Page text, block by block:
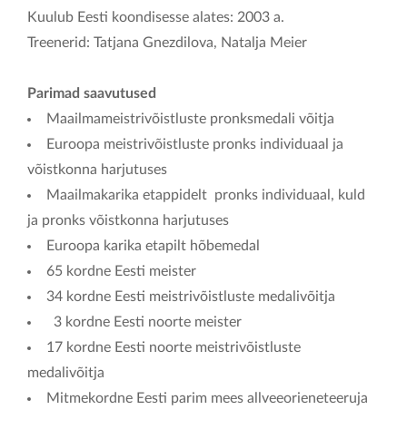
Kuulub Eesti koondisesse alates: 2003 a.
Treenerid: Tatjana Gnezdilova, Natalja Meier
Parimad saavutused
Maailmameistrivõistluste pronksmedali võitja
Euroopa meistrivõistluste pronks individuaal ja
võistkonna harjutuses
Maailmakarika etappidelt pronks individuaal, kuld
ja pronks võistkonna harjutuses
Euroopa karika etapilt hõbemedal
65 kordne Eesti meister
34 kordne Eesti meistrivõistluste medalivõitja
3 kordne Eesti noorte meister
17 kordne Eesti noorte meistrivõistluste
medalivõitja
Mitmekordne Eesti parim mees allveeorieneteeruja